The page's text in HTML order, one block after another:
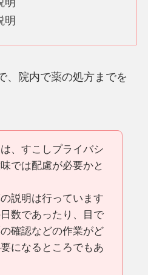
明
、院内で薬の処方までを
、すこしプライバシ
では配慮が必要かと
説明は行っています
数であったり、目で
確認などの作業がど
になるところでもあ